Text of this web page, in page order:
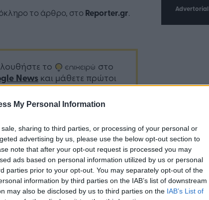
My Personal Information
sharing to third parties, or processing of your personal or
advertising by us, please use the below opt-out section to
note that after your opt-out request is processed you may
ads based on personal information utilized by us or personal
parties prior to your opt-out. You may separately opt-out of the
information by third parties on the IAB’s list of downstream
may also be disclosed by us to third parties on the IAB’s List of
το άρθρο, στο Reporter.gr.
το στο
News και μάθετε πρώτοι
επιχειρηματικά νέα
όλες τις τελευταίες
Ειδήσειςαπό την
και τον κόσμο στο
Advertorial